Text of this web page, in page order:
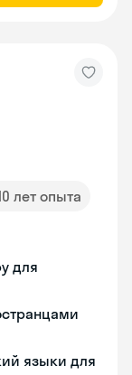
лет опыта
для
языки для